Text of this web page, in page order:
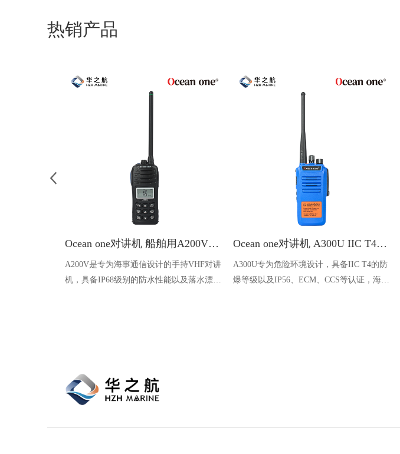
热销产品
Ocean one对讲机 船舶用A200V漂浮式手持防水对讲机
A200V是专为海事通信设计的手持VHF对讲
机，具备IP68级别的防水性能以及落水漂浮
Ocean one对讲机 A300U IIC T4氢气防爆对讲机 船舶消防本质安全无线电
A300U专为危险环境设计，具备IIC T4的防
爆等级以及IP56、ECM、CCS等认证，海上